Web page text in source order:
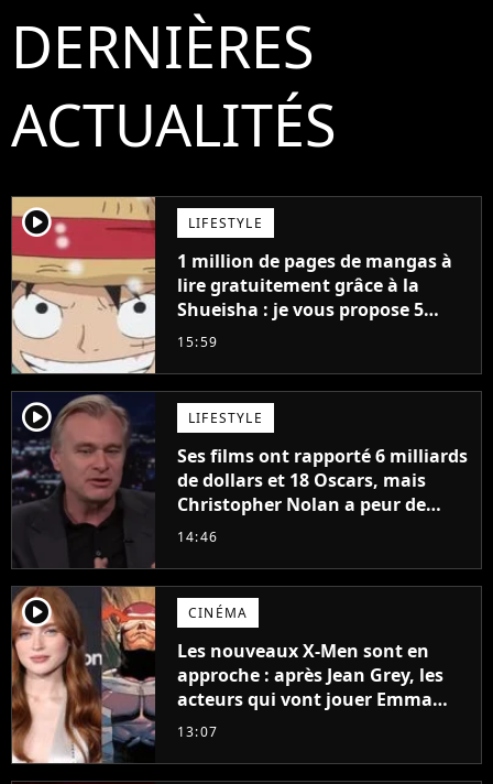
DERNIÈRES
ACTUALITÉS
player2 LIFESTYLE
1 million de pages de mangas à
lire gratuitement grâce à la
Shueisha : je vous propose 5
mangas jamais sortis en France
15:59
player2 LIFESTYLE
Ses films ont rapporté 6 milliards
de dollars et 18 Oscars, mais
Christopher Nolan a peur de
tourner un genre de films très
14:46
player2 CINÉMA
Les nouveaux X-Men sont en
approche : après Jean Grey, les
acteurs qui vont jouer Emma
Frost et Cyclope trouvés !
13:07